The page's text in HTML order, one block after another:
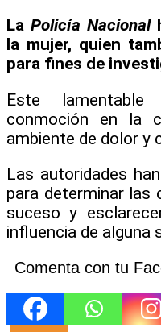
La Policía Nacional
la mujer, quien
para fines de
Este
conmoción en la
ambiente de dolor y
Las autoridades
para determinar las
suceso y
influencia de alguna
Comenta con tu